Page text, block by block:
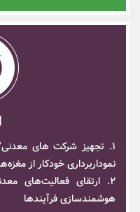
1. تجهیز شرکت های معدنی/
نموداربرداری خودکار از
2. ارتقای فعالیت‌های
هوشمندسازی فرآیندها